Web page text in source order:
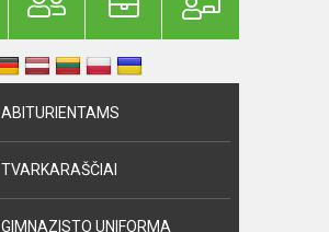
ABITURIENTAMS
TVARKARAŠČIAI
GIMNAZISTO UNIFORMA